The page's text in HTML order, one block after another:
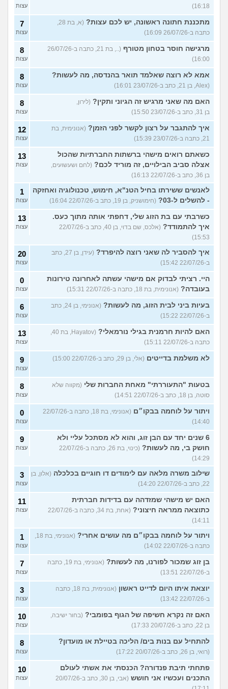
16:18) עצות
מתכננת חתונה ראשונה, יש לכם עצות?
(א, בת 28,
כתבה ב-26/07/26 16:09)
7
עצות
מרגישה חוסר בטחון מטורף
(.., בת 21, כתבה ב-26/07/26
16:00)
8
עצות
אמא לא רוצה שאלמד תואר בהנדסה, מה לעשות?
(Alex, בן 21, כתב ב-23/07/26 16:01)
8
עצות
האם מה שאני מרגיש זה הגיוני ותקין? (לירון,
בן 31, כתב ב-23/07/26 15:50)
8
עצות
איך להתגבר על רצון לקשר לפני הזמן? (אנונימית, בת
21, כתבה ב-23/07/26 15:39)
12
עצות
כשאתם רואים מישהי ברשתות החברתיות שהכול
אצלה סביב הבילויים, זה מוריד לכם? (לחם ושעשועים,
בן 36, כתב ב-22/07/26 16:13)
13
עצות
לאנשים ששירתו בחיל הטנ"א, חימוש, טכנולוגיה ואחזקה
- להשלים ל-03?
(חימושניק, בן 19, כתב ב-22/07/26 16:04)
1
עצות
כשרבתי עם בת הזוג שלי, דחפתי אותה מתוך כעס.
איך להתמודד?
(אלכס, שם בדוי, בן 40, כתב ב-22/07/26
15:53)
13
עצות
איך להסביר לה שאני רוצה להיפרד?
(עידן, בן 27, כתב
ב-22/07/26 15:42)
20
עצות
היי. רציתי לבדוק אם מישהי עשתה לאחרונה טירונות
בעובדה? (אנונימית, בת 18, כתבה ב-22/07/26 15:31)
0
עצות
בעיות ביני לבית הזוג, מה לעשות?
(אנונימי, בן 24, כתב
ב-22/07/26 15:22)
6
עצות
האם להיות חרמנית בגילי נורמאלי?
(Hayatov, בת 40,
כתבה ב-22/07/26 15:11)
13
עצות
לא משלמת בדייטים (אלי, בן 29, כתב ב-22/07/26 15:00) 9
עצות
בטעות "התעוררתי" מאחת החברות שלי (מקווה שלא
סוטה, בן 18, כתב ב-22/07/26 14:51)
8
עצות
ויתור על לוחמה בבקו״ם
(אנונימי, בת 18, כתבה ב-22/07/26
14:40)
0
עצות
6 שנים יחד עם הבן זוג, והוא לא מסתכל עליי ולא
חושק בי, מה לעשות?
(כינוי, בת 26, כתבה ב-22/07/26
14:29)
9
עצות
שילוב משרה מלאה עם לימודים דו חוגיים בכלכלה (אלון, בן
22, כתב ב-22/07/26 14:20)
3
עצות
האם יש מישהי שמזדהה עם בדידות חברתית
כתוצאה ממראה חיצוני?
(אחת, בת 34, כתבה ב-22/07/26
14:11)
11
עצות
ויתור על לוחמה בבקו״ם מה עושים אחרי?
(אנונימי, בת 18,
כתבה ב-22/07/26 14:02)
1
עצות
בן זוג שמכור לפורנו, מה לעשות?
(אנונימי, בת 19, כתבה
ב-22/07/26 13:51)
7
עצות
יוצאת איתו היום לדייט ראשון
(אנונימית, בת 18, כתבה
ב-22/07/26 13:42)
3
עצות
האם זה נקרא חשיפה של הגוף בפומבי? (בחור ישיבה,
בן 22, כתב ב-20/07/26 17:33)
10
עצות
להתחיל עם בנות בים/ הליכה בטיילת או מועדון?
(רואי, בן 26, כתב ב-20/07/26 17:22)
8
עצות
פתחתי תיבת פנדורה? הכנסתי את אשתי לעולם
התכנים ועכשיו אני חושש
(אבי, בן 30, כתב ב-20/07/26
10
עצות